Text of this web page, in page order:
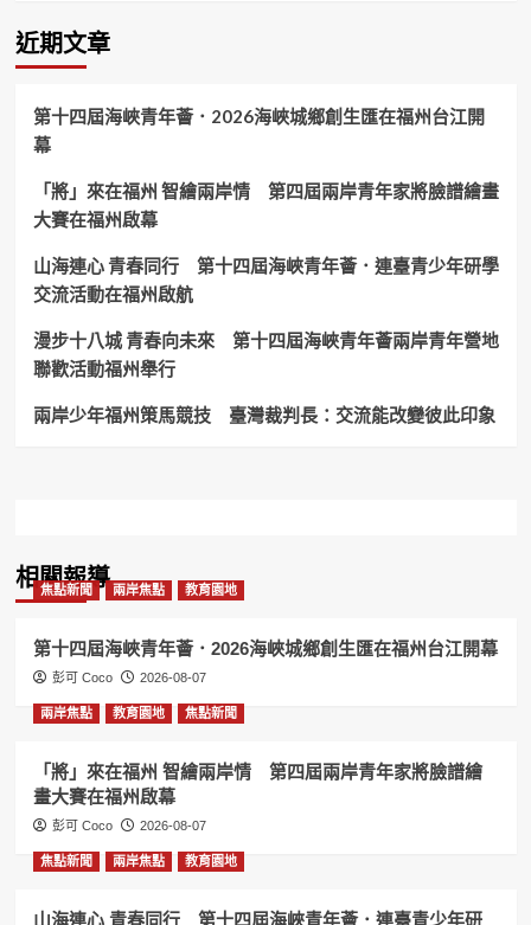
布
首
酒
犯
姓
名
相
片
近期文章
第十四屆海峽青年薈．2026海峽城鄉創生匯在福州台江開
幕
「將」來在福州 智繪兩岸情 第四屆兩岸青年家將臉譜繪畫
大賽在福州啟幕
山海連心 青春同行 第十四屆海峽青年薈．連臺青少年研學
交流活動在福州啟航
漫步十八城 青春向未來 第十四屆海峽青年薈兩岸青年營地
聯歡活動福州舉行
兩岸少年福州策馬競技 臺灣裁判長：交流能改變彼此印象
相關報導
焦點新聞 兩岸焦點 教育園地
第十四屆海峽青年薈．2026海峽城鄉創生匯在福州台江開幕
彭可 Coco 2026-08-07
兩岸焦點 教育園地 焦點新聞
「將」來在福州 智繪兩岸情 第四屆兩岸青年家將臉譜繪
畫大賽在福州啟幕
彭可 Coco 2026-08-07
焦點新聞 兩岸焦點 教育園地
山海連心 青春同行 第十四屆海峽青年薈．連臺青少年研